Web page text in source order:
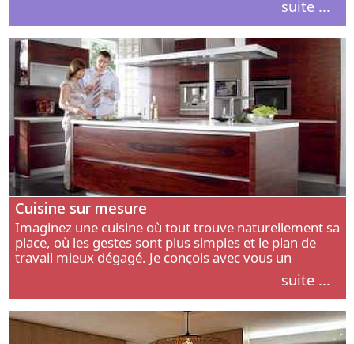
suite ...
Cuisine sur mesure
Imaginez une cuisine où tout trouve naturellement sa
place, où les gestes sont plus simples et le plan de
travail mieux dégagé. Je conçois avec vous un
aménagement adapté à votre manière de cuisiner, de
suite ...